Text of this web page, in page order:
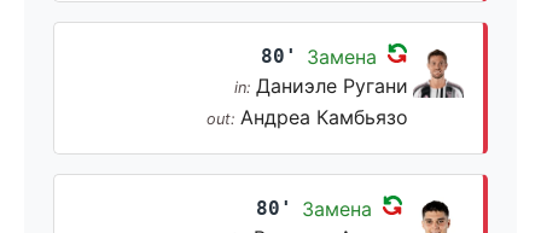
80' Замена
in: Даниэле Ругани
out: Андреа Камбьязо
80' Замена